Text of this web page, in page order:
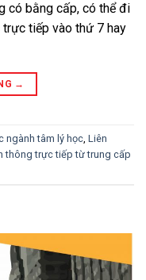
có bằng cấp, có thể đi
trực tiếp vào thứ 7 hay
→
ngành tâm lý học Liên
thông trực tiếp từ trung cấp